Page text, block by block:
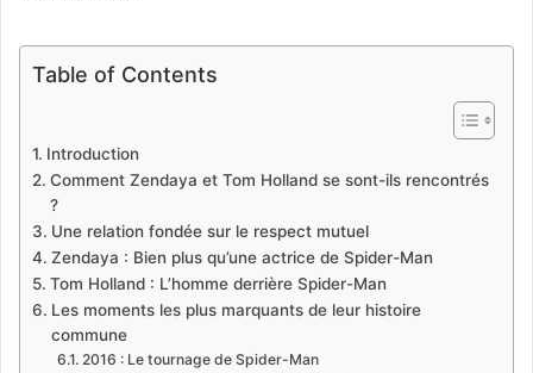
Table of Contents
Introduction
Comment Zendaya et Tom Holland se sont-ils rencontrés
?
Une relation fondée sur le respect mutuel
Zendaya : Bien plus qu’une actrice de Spider-Man
Tom Holland : L’homme derrière Spider-Man
Les moments les plus marquants de leur histoire
commune
2016 : Le tournage de Spider-Man